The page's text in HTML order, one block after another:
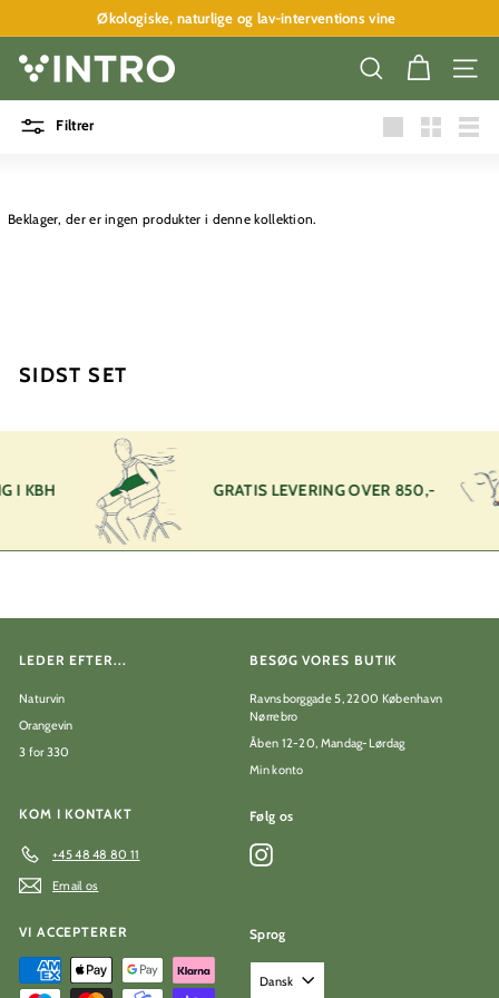
Pause
Økologiske, naturlige og lav-interventions vine
V
I
N
O
SØG
Filtrer
Beklager, der er ingen produkter i denne kollektion.
SIDST SET
I KBH GRATIS LEVERING OVER 850,-
LEDER EFTER...
Naturvin
Orangevin
3 for 330
BESØG VORES BUTIK
Ravnsborggade 5, 2200 København
Nørrebro
Åben 12-20, Mandag-Lørdag
Min konto
KOM I KONTAKT
+45 48 48 80 11
Email os
Følg os
Instagram
VI ACCEPTERER Sprog
Dansk